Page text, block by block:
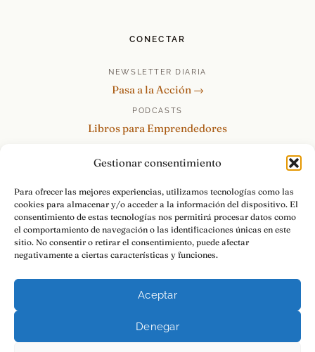
Gestionar consentimiento
Para ofrecer las mejores experiencias, utilizamos tecnologías como las
cookies para almacenar y/o acceder a la información del dispositivo. El
consentimiento de estas tecnologías nos permitirá procesar datos como
el comportamiento de navegación o las identificaciones únicas en este
sitio. No consentir o retirar el consentimiento, puede afectar
negativamente a ciertas características y funciones.
Aceptar
Denegar
CONECTAR
NEWSLETTER DIARIA
Pasa a la Acción →
PODCASTS
Libros para Emprendedores
re:Invéntate / PowerSkills
MENTOR360
HABLAMOS
Contacto y consultas →
Aviso LegalPrivacidad
Pasa a la Acción.